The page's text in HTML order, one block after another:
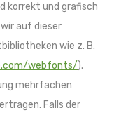
korrekt und grafisch
auf dieser
wie z. B.
webfonts/).
mehrfachen
Falls der